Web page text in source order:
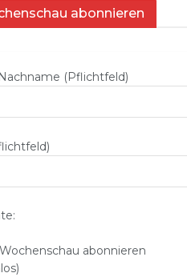
abonnieren
(Pflichtfeld)
abonnieren